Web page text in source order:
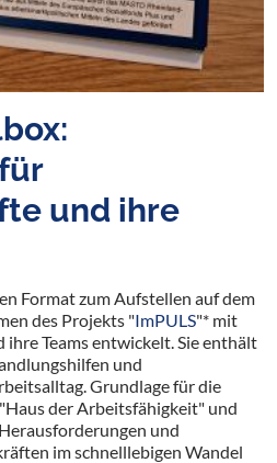
und ihre
Format zum Aufstellen auf dem
des Projekts "ImPULS"* mit
Teams entwickelt. Sie enthält
und
Grundlage für die
der Arbeitsfähigkeit" und
und
im schnelllebigen Wandel